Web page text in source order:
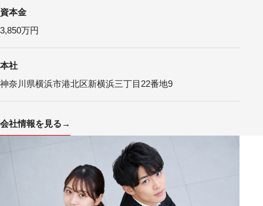
資本金
3,850万円
本社
神奈川県横浜市港北区新横浜三丁目22番地9
会社情報を見る →